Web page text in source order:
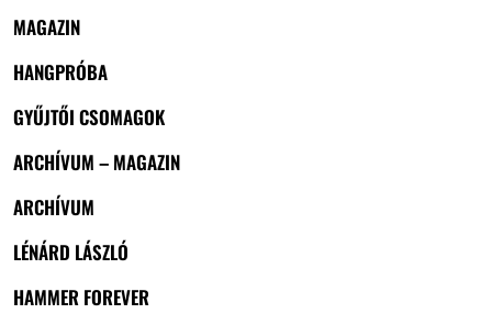
MAGAZIN
HANGPRÓBA
GYŰJTŐI CSOMAGOK
ARCHÍVUM – MAGAZIN
ARCHÍVUM
LÉNÁRD LÁSZLÓ
HAMMER FOREVER